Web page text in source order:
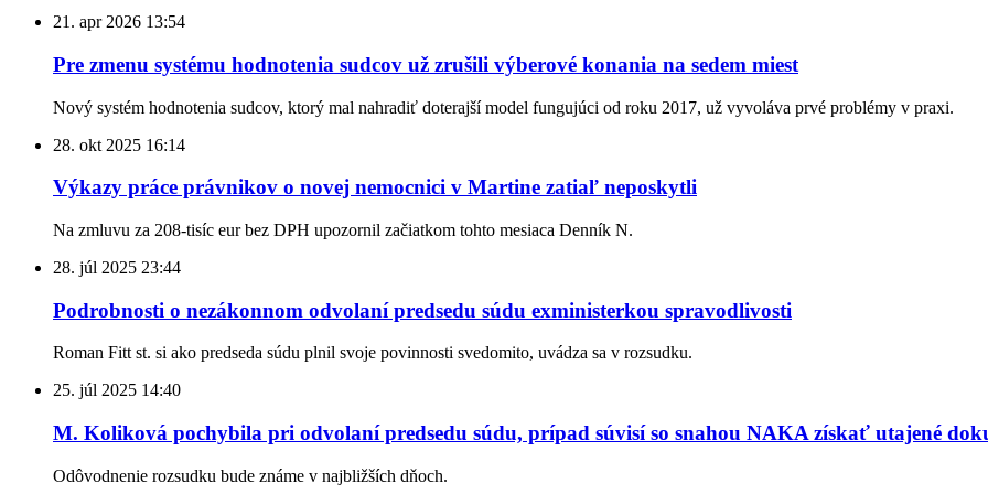
21. apr 2026 13:54
Pre zmenu systému hodnotenia sudcov už zrušili výberové konania na sedem miest
Nový systém hodnotenia sudcov, ktorý mal nahradiť doterajší model fungujúci od roku 2017, už vyvoláva prvé problémy v praxi.
28. okt 2025 16:14
Výkazy práce právnikov o novej nemocnici v Martine zatiaľ neposkytli
Na zmluvu za 208-tisíc eur bez DPH upozornil začiatkom tohto mesiaca Denník N.
28. júl 2025 23:44
Podrobnosti o nezákonnom odvolaní predsedu súdu exministerkou spravodlivosti
Roman Fitt st. si ako predseda súdu plnil svoje povinnosti svedomito, uvádza sa v rozsudku.
25. júl 2025 14:40
M. Koliková pochybila pri odvolaní predsedu súdu, prípad súvisí so snahou NAKA získať utajené
Odôvodnenie rozsudku bude známe v najbližších dňoch.